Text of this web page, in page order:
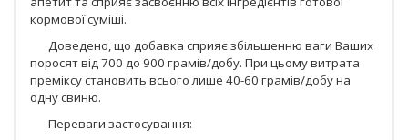
кормової суміші.
Доведено, що добавка сприяє збільшенню ваги Ваших
поросят від 700 до 900 грамів/добу. При цьому витрата
преміксу становить всього лише 40-60 грамів/добу на
одну свиню.
Переваги застосування: